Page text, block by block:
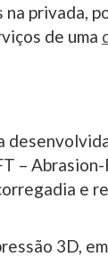
privada,
de uma
–
e
3D,